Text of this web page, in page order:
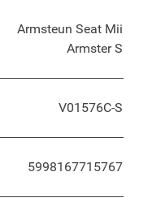
Armsteun Seat Mii
Armster S
V01576C-S
5998167715767